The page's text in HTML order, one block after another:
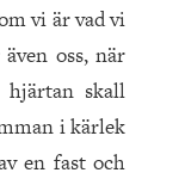
vi är vad vi
oss, när
hjärtan skall
i kärlek
en fast och